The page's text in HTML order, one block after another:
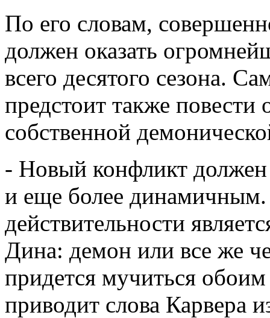
По его словам,
должен оказать
всего десятого сезона.
предстоит также повести
собственной
- Новый конфликт
и еще более
действительности
Дина: демон или все же
придется мучиться
приводит слова Карвера